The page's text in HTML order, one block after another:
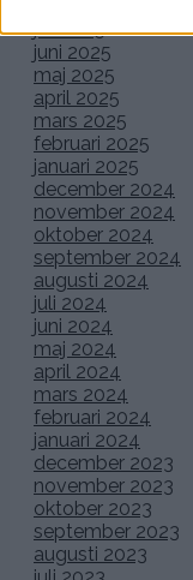
juli 2025
juni 2025
maj 2025
april 2025
mars 2025
februari 2025
januari 2025
december 2024
november 2024
oktober 2024
september 2024
augusti 2024
juli 2024
juni 2024
maj 2024
april 2024
mars 2024
februari 2024
januari 2024
december 2023
november 2023
oktober 2023
september 2023
augusti 2023